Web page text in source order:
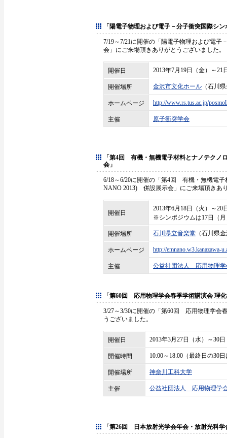
「陽電子物理および電子－分子衝突国際シ
7/19～7/21に開催の「陽電子物理および電
会」にご来場頂きありがとうございました。
開催日 2013年7月19日（金）～21
開催場所 金沢市文化ホール （石川
ホームページ http://www.rs.tus.ac.jp/
主催 原子衝突学会
「第4回 有機・無機電子材料とナノテク
会」
6/18～6/20に開催の「第4回 有機・無機電
NANO 2013) 併設展示会」にご来場頂きあ
開催日
2013年6月18日（火）～20
※シンポジウムは17日（月
開催場所 石川県立音楽堂 （石川県
ホームページ http://emnano.w3.kanazawa-
主催 公益社団法人 応用物理学
「第60回 応用物理学会春季学術講演会 理
3/27～3/30に開催の「第60回 応用物理学会
うございました。
開催日 2013年3月27日（水）～30
開催時間 10:00～18:00（最終日の30
開催場所 神奈川工科大学
主催 公益社団法人 応用物理学
「第26回 日本放射光学会年会・放射光科